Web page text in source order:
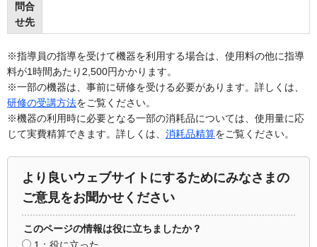
問合
せ先
※指導員の指導を受けて機器を利用する場合は、使用料の他に指導
料が1時間あたり2,500円かかります。
※一部の機器は、事前に研修を受ける必要があります。詳しくは、
研修の受講方法をご覧ください。
※機器の利用時に必要となる一部の消耗品については、使用量に応
じて実費精算できます。詳しくは、 消耗品精算をご覧ください。
より良いウェブサイトにするためにみなさまの
ご意見をお聞かせください
このページの情報は役に立ちましたか？